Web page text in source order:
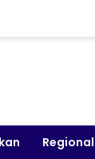
Regional